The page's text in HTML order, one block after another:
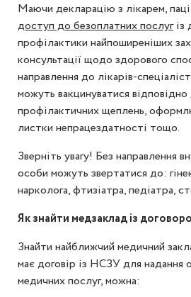
Маючи декларацію з лікарем,
доступ до безоплатних послугіз
профілактики найпоширеніших
консультації щодо здорового
направлення до лікарів-
можуть вакцинуватися
профілактичних щеплень,
листки непрацездатності тощо.
Зверніть увагу! Без направлення
особи можуть звертатися до:
нарколога, фтизіатра, педіатра,
Як знайти медзаклад із
Знайти найближчий медичний
має договір із НСЗУ для надання
медичних послуг, можна: